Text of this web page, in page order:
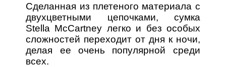
Сделанная из плетеного материала с
двухцветными цепочками, сумка
Stella McCartney легко и без особых
сложностей переходит от дня к ночи,
делая ее очень популярной среди
всех.